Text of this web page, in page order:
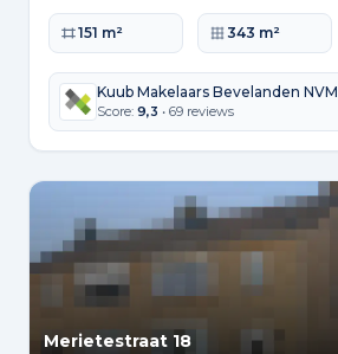
Woonoppervlakte
151 m² Perceeloppervlakte
343 m²
Kuub Makelaars Bevelanden NVM
Score: 9,3 • 69 reviews
Merietestraat 18